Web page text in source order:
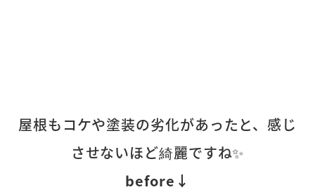
屋根もコケや塗装の劣化があったと、感じ
させないほど綺麗ですね✨
before↓